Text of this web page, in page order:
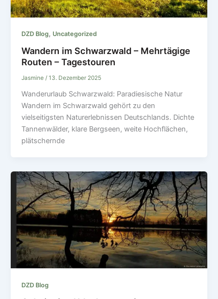
DZD Blog, Uncategorized
Wandern im Schwarzwald – Mehrtägige
Routen – Tagestouren
Jasmine/13. Dezember 2025
Wanderurlaub Schwarzwald: Paradiesische Natur
Wandern im Schwarzwald gehört zu den
vielseitigsten Naturerlebnissen Deutschlands. Dichte
Tannenwälder, klare Bergseen, weite Hochflächen,
plätschernde
DZD Blog